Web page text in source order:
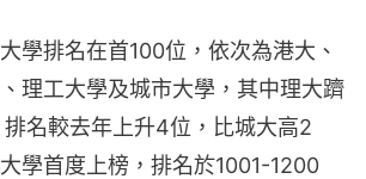
學排名在首100位，依次為港大、
理工大學及城市大學，其中理大躋
名較去年上升4位，比城大高2
學首度上榜，排名於1001-1200